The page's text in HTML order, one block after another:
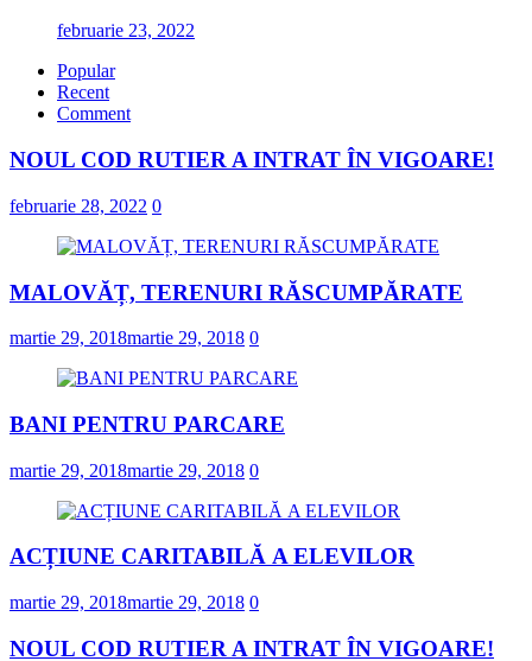
februarie 23, 2022
Popular
Recent
Comment
NOUL COD RUTIER A INTRAT ÎN VIGOARE!
februarie 28, 2022 0
MALOVĂȚ, TERENURI RĂSCUMPĂRATE
martie 29, 2018martie 29, 2018 0
BANI PENTRU PARCARE
martie 29, 2018martie 29, 2018 0
ACȚIUNE CARITABILĂ A ELEVILOR
martie 29, 2018martie 29, 2018 0
NOUL COD RUTIER A INTRAT ÎN VIGOARE!